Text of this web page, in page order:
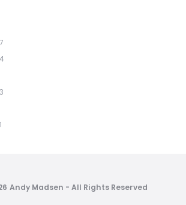
Andy Madsen - All Rights Reserved